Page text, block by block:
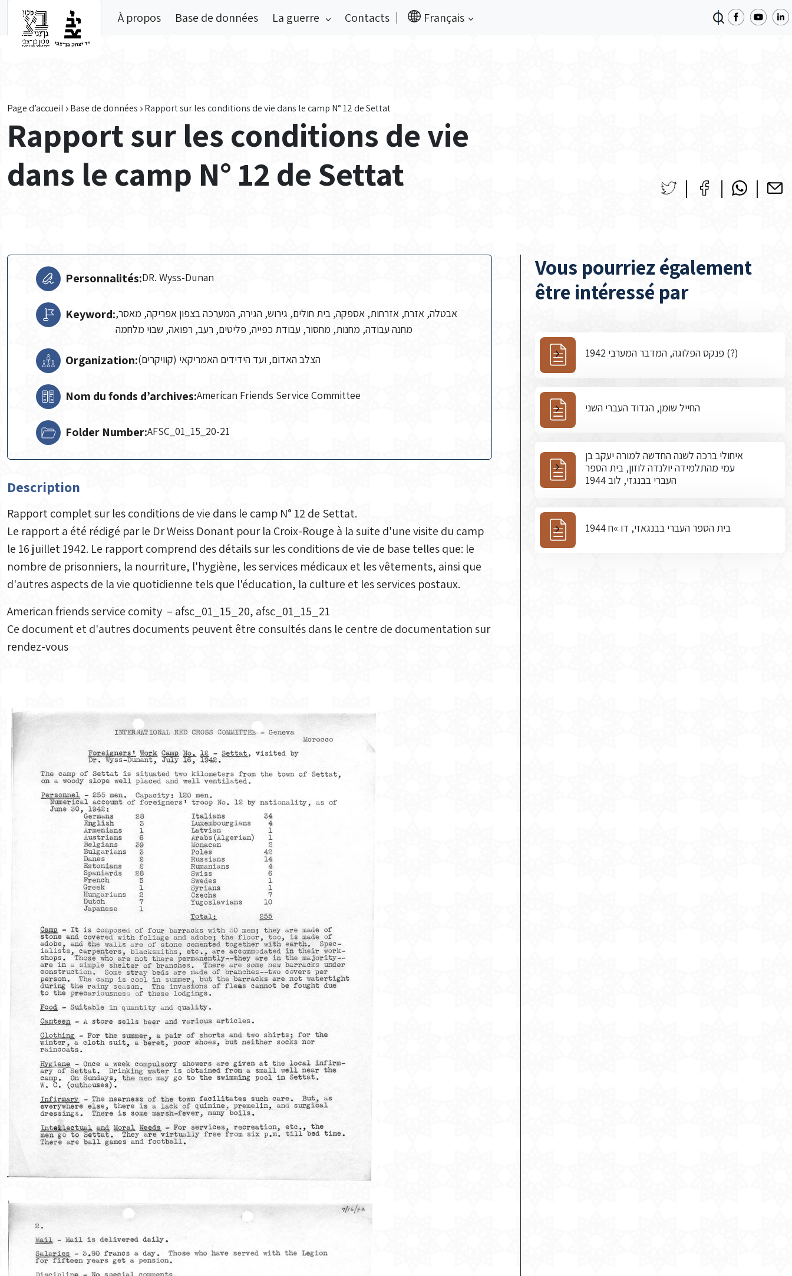
À propos Base de données La guerre Contacts Français
Page d’accueil Base de données Rapport sur les conditions de vie dans le camp N° 12 de Settat
Rapport sur les conditions de vie
dans le camp N° 12 de Settat
Personnalités:DR. Wyss-Dunan
Keyword:אבטלה, אזרח, אזרחות, אספקה, בית חולים, גירוש, הגירה, המערכה בצפון אפריקה, מאסר,
מחנה עבודה, מחנות, מחסור, עבודת כפייה, פליטים, רעב, רפואה, שבוי מלחמה
Organization:הצלב האדום, ועד הידידים האמריקאי (קוויקרים)
Nom du fonds d’archives:American Friends Service Committee
Folder Number:AFSC_01_15_20-21
Description
Rapport complet sur les conditions de vie dans le camp N° 12 de Settat.
Le rapport a été rédigé par le Dr Weiss Donant pour la Croix-Rouge à la suite d'une visite du camp
le 16 juillet 1942. Le rapport comprend des détails sur les conditions de vie de base telles que: le
nombre de prisonniers, la nourriture, l'hygiène, les services médicaux et les vêtements, ainsi que
d'autres aspects de la vie quotidienne tels que l'éducation, la culture et les services postaux.
American friends service comity – afsc_01_15_20, afsc_01_15_21
Ce document et d'autres documents peuvent être consultés dans le centre de documentation sur
rendez-vous
Vous pourriez également
être intéressé par
פנקס הפלוגה, המדבר המערבי 1942 (?)
החייל שומן, הגדוד העברי השני
איחולי ברכה לשנה החדשה למורה יעקב בן
עמי מהתלמידה יולנדה לוזון, בית הספר
העברי בבנגזי, לוב 1944
בית הספר העברי בבנגאזי, דו »ח 1944